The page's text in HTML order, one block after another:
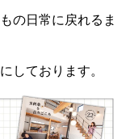
の日常に戻れるま
しております。